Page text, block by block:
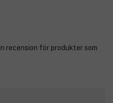
recension för produkter som